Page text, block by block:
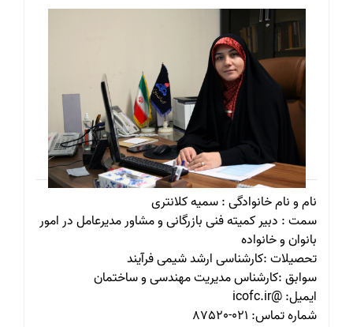
نام و نام خانوادگی : سمیه کلانتری
سمت : دبیر کمیته فنی بازرگانی و مشاور مدیرعامل در امور
بانوان و خانواده
تحصیلات :کارشناسی ارشد شیمی فرآیند
سوابق :کارشناس مدیریت مهندسی و ساختمان
ایمیل: @icofc.ir
شماره تماس: 021-87520